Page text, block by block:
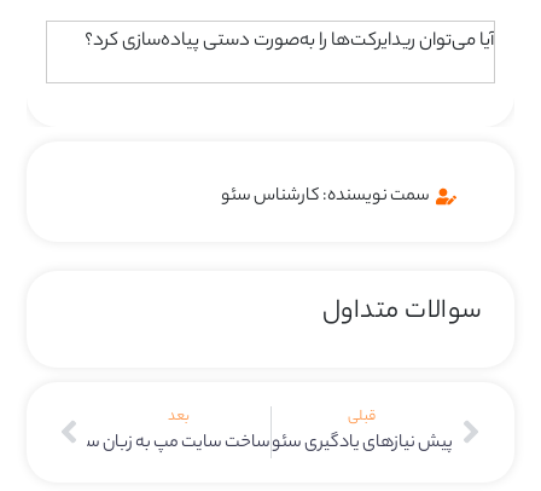
آیا می‌توان ریدایرکت‌ها را به‌صورت دستی پیاده‌سازی کرد؟
سمت نویسنده: کارشناس سئو
سوالات متداول
قبلی
پیش نیازهای یادگیری سئو
بعد
ساخت سایت مپ به زبان ساده